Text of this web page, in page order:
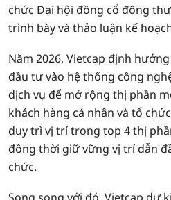
chức Đại hội đồng cổ đông
trình bày và thảo luận kế
Năm 2026, Vietcap định
đầu tư vào hệ thống công
dịch vụ để mở rộng thị phần
khách hàng cá nhân và tổ
duy trì vị trí trong top 4 thị
đồng thời giữ vững vị trí dẫn
chức.